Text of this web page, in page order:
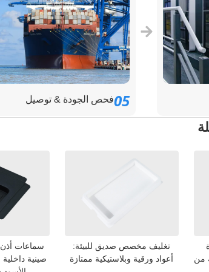
05فحص الجودة & توصيل
تغليف مخصص صديق للبيئة:
أعواد ورقية وبلاستيكية ممتازة
سماعات أذن
صينية داخلية